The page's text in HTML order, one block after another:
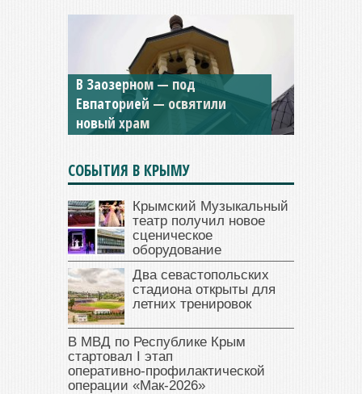
В Заозерном — под
Евпаторией — освятили
новый храм
Мужской монастырь Косьмы
и Дамиана в Крыму вновь
открыт для посещения
СОБЫТИЯ В КРЫМУ
Крымский Музыкальный
театр получил новое
сценическое
оборудование
Два севастопольских
стадиона открыты для
летних тренировок
В МВД по Республике Крым
стартовал I этап
оперативно‑профилактической
операции «Мак‑2026»